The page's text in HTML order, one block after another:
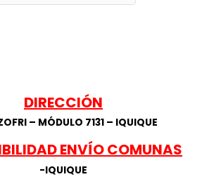
DIRECCIÓN
– MÓDULO 7131 – IQUIQUE
ENVÍO COMUNAS
-IQUIQUE